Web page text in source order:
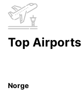
Top Airports
Norge